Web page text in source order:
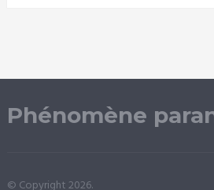
Phénomène
© Copyright 2026.